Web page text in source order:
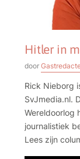
Hitler in
door
Rick Nieborg
SvJmedia.nl.
Wereldoorlog
journalistiek
Lees zijn